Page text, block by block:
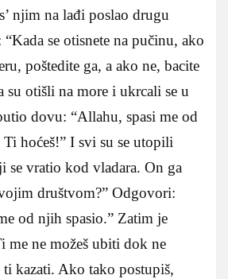
njim na lađi poslao drugu
se otisnete na pučinu, ako
poštedite ga, a ako ne, bacite
su otišli na more i ukrcali se u
dovu: “Allahu, spasi me od
hoćeš!” I svi su se utopili
se vratio kod vladara. On ga
društvom?” Odgovori:
od njih spasio.” Zatim je
me ne možeš ubiti dok ne
ti kazati. Ako tako postupiš,